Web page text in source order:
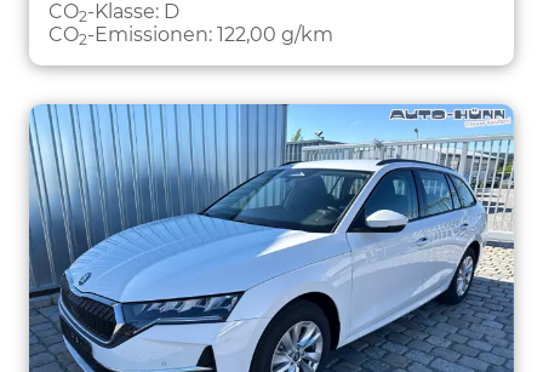
CO2-Klasse: D
CO2-Emissionen: 122,00 g/km